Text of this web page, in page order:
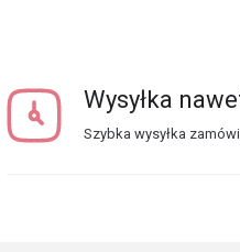
Wysyłka
Szybka wysyłka